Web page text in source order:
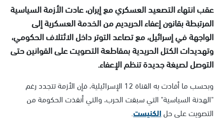
عقب انتهاء التصعيد العسكري مع إيران، عادت الأزمة السياسية
المرتبطة بقانون إعفاء الحريديم من الخدمة العسكرية إلى
الواجهة في إسرائيل، مع تصاعد التوتر داخل الائتلاف الحكومي،
وتهديدات الكتل الحريدية بمقاطعة التصويت على القوانين حتى
التوصل لصيغة جديدة تنظم الإعفاء.
وبحسب ما أفادت به القناة 12 الإسرائيلية، فإن الأزمة تتجدد رغم
"الهدنة السياسية" التي سبقت الحرب، والتي أنقذت الحكومة من
التصويت على حلالكنيست.